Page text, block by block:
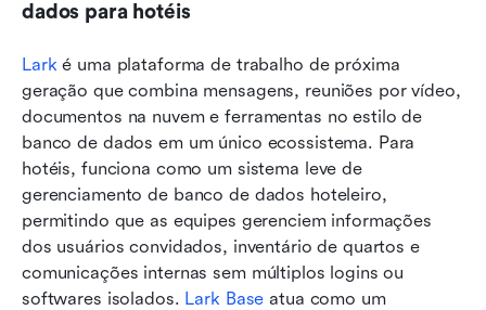
dados para hotéis
Lark é uma plataforma de trabalho de próxima
geração que combina mensagens, reuniões por vídeo,
documentos na nuvem e ferramentas no estilo de
banco de dados em um único ecossistema. Para
hotéis, funciona como um sistema leve de
gerenciamento de banco de dados hoteleiro,
permitindo que as equipes gerenciem informações
dos usuários convidados, inventário de quartos e
comunicações internas sem múltiplos logins ou
softwares isolados. Lark Base atua como um